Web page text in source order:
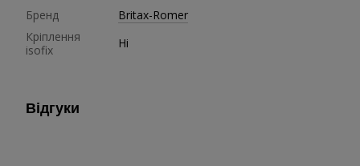
Бренд
Britax-Romer
Кріплення
isofix
Ні
Відгуки